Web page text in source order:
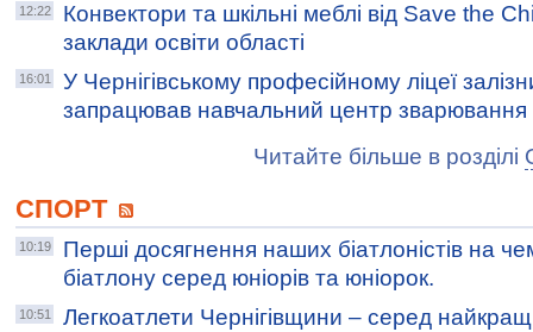
12:22
Конвектори та шкільні меблі від Save the
заклади освіти області
16:01
У Чернігівському професійному ліцеї
запрацював навчальний центр зварювання
Читайте більше в розділі
СПОРТ
10:19
Перші досягнення наших біатлоністів на
біатлону серед юніорів та юніорок.
10:51
Легкоатлети Чернігівщини – серед